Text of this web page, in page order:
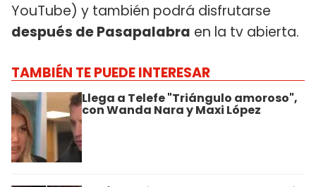
YouTube) y también podrá disfrutarse
después de Pasapalabra en la tv abierta.
TAMBIÉN TE PUEDE INTERESAR
Llega a Telefe "Triángulo amoroso",
con Wanda Nara y Maxi López